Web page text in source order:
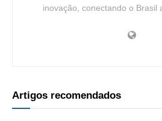
inovação, conectando o Brasil
Artigos recomendados